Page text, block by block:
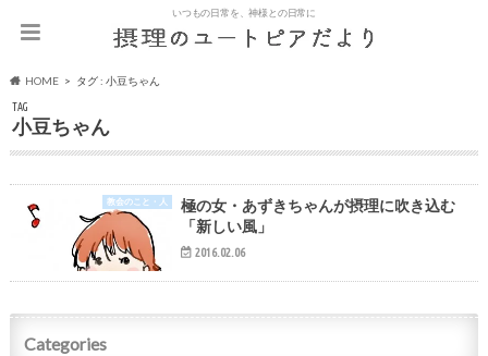
いつもの日常を、神様との日常に
HOME タグ : 小豆ちゃん
TAG
小豆ちゃん
教会のこと・人
極の女・あずきちゃんが摂理に吹き込む
「新しい風」
2016.02.06
Categories